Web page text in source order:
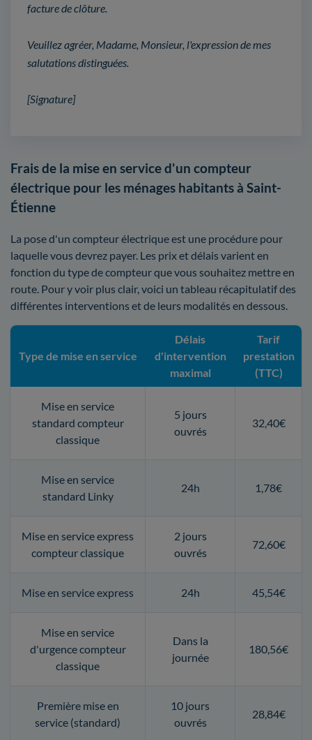
facture de clôture.
Veuillez agréer, Madame, Monsieur, l'expression de mes
salutations distinguées.
[Signature]
Frais de la mise en service d'un compteur
électrique pour les ménages habitants à Saint-
Étienne
La pose d'un compteur électrique est une procédure pour
laquelle vous devrez payer. Les prix et délais varient en
fonction du type de compteur que vous souhaitez mettre en
route. Pour y voir plus clair, voici un tableau récapitulatif des
différentes interventions et de leurs modalités en dessous.
Type de mise en service
Délais
d'intervention
maximal
Tarif
prestation
(TTC)
Mise en service
standard compteur
classique
5 jours
ouvrés
32,40€
Mise en service
standard Linky
24h 1,78€
Mise en service express
compteur classique
2 jours
ouvrés
72,60€
Mise en service express 24h 45,54€
Mise en service
d'urgence compteur
classique
Dans la
journée
180,56€
Première mise en
service (standard)
10 jours
ouvrés
28,84€